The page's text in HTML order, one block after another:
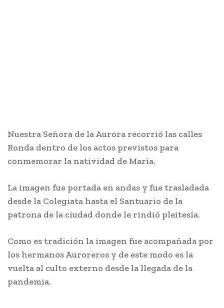
Nuestra Señora de la Aurora recorrió las calles
Ronda dentro de los actos previstos para
conmemorar la natividad de María.
La imagen fue portada en andas y fue trasladada
desde la Colegiata hasta el Santuario de la
patrona de la ciudad donde le rindió pleitesía.
Como es tradición la imagen fue acompañada por
los hermanos Auroreros y de este modo es la
vuelta al culto externo desde la llegada de la
pandemia.